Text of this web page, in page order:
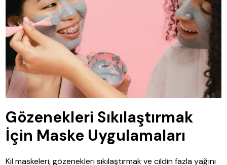
Gözenekleri Sıkılaştırmak
İçin Maske Uygulamaları
Kil maskeleri, gözenekleri sıkılaştırmak ve cildin fazla yağını